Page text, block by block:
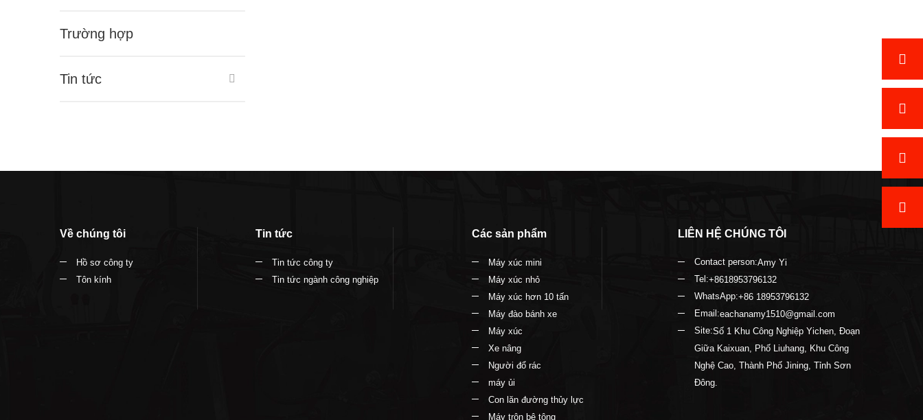
Trường hợp
Tin tức
Về chúng tôi
Hồ sơ công ty
Tôn kính
Tin tức
Tin tức công ty
Tin tức ngành công nghiệp
Các sản phẩm
Máy xúc mini
Máy xúc nhỏ
Máy xúc hơn 10 tấn
Máy đào bánh xe
Máy xúc
Xe nâng
Người đổ rác
máy ủi
Con lăn đường thủy lực
Máy trộn bê tông
LIÊN HỆ CHÚNG TÔI
Contact person:Amy Yi
Tel:+8618953796132
WhatsApp:+86 18953796132
Email:eachanamy1510@gmail.com
Site:Số 1 Khu Công Nghiệp Yichen, Đoạn
Giữa Kaixuan, Phố Liuhang, Khu Công
Nghệ Cao, Thành Phố Jining, Tỉnh Sơn
Đông.